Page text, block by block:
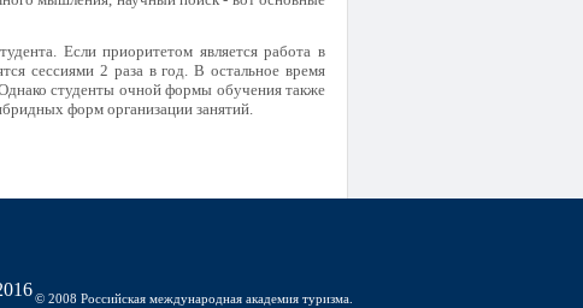
Если приоритетом является работа в
сессиями 2 раза в год. В остальное время
студенты очной формы обучения также
форм организации занятий.
© 2008 Российская международная академия туризма.